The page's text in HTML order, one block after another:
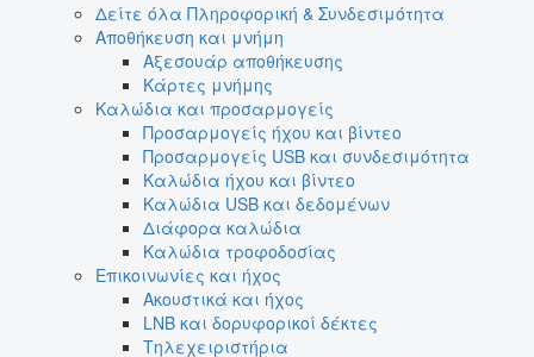
Δείτε όλα Πληροφορική & Συνδεσιμότητα
Αποθήκευση και μνήμη
Αξεσουάρ αποθήκευσης
Κάρτες μνήμης
Καλώδια και προσαρμογείς
Προσαρμογείς ήχου και βίντεο
Προσαρμογείς USB και συνδεσιμότητα
Καλώδια ήχου και βίντεο
Καλώδια USB και δεδομένων
Διάφορα καλώδια
Καλώδια τροφοδοσίας
Επικοινωνίες και ήχος
Ακουστικά και ήχος
LNB και δορυφορικοί δέκτες
Τηλεχειριστήρια